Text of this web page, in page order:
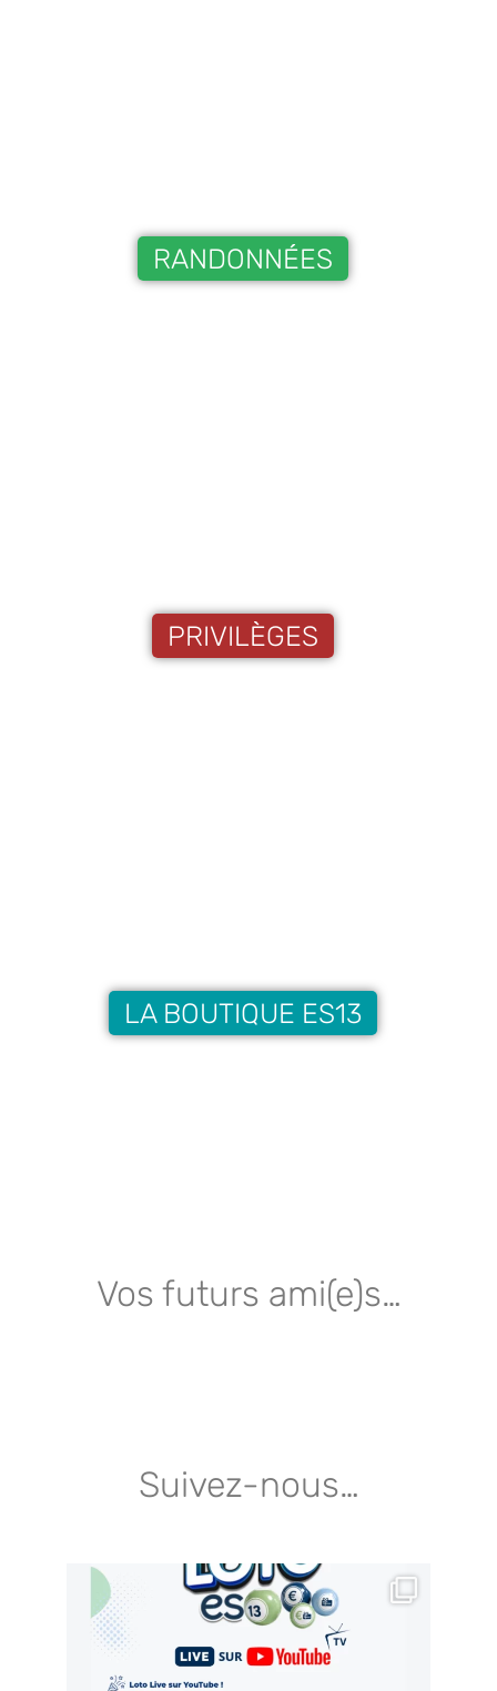
RANDONNÉES
PRIVILÈGES
LA BOUTIQUE ES13
Vos futurs ami(e)s…
Suivez-nous…